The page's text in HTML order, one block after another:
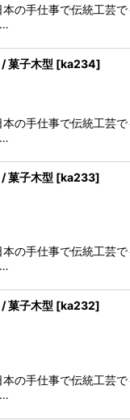
の手仕事で伝統工芸
菓子木型 [ka234]
の手仕事で伝統工芸
菓子木型 [ka233]
の手仕事で伝統工芸
菓子木型 [ka232]
の手仕事で伝統工芸